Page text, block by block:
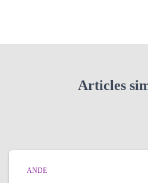
Articles
ANDE